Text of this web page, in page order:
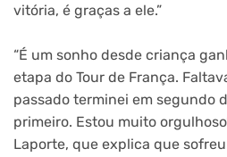
vitória, é graças a ele.”
“É um sonho desde criança
etapa do Tour de França.
passado terminei em segundo
primeiro. Estou muito
Laporte, que explica que